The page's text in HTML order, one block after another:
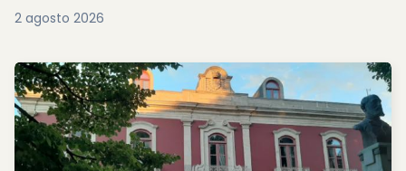
2 agosto 2026